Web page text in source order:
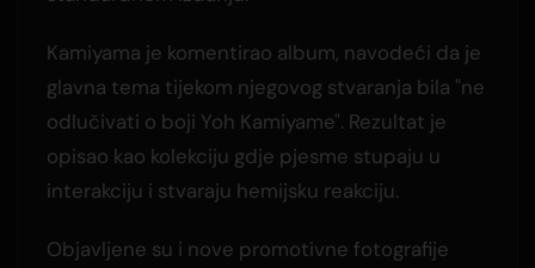
Kamiyama je komentirao album, navodeći da je
glavna tema tijekom njegovog stvaranja bila "ne
odlučivati o boji Yoh Kamiyame". Rezultat je
opisao kao kolekciju gdje pjesme stupaju u
interakciju i stvaraju hemijsku reakciju.
Objavljene su i nove promotivne fotografije